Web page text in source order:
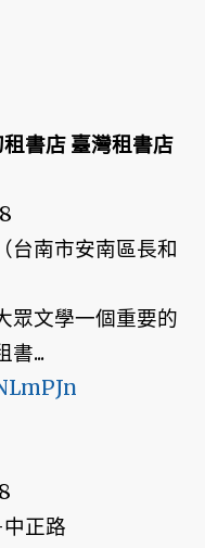
書店 臺灣租書店
台南市安南區長和
眾文學一個重要的
書...
正路